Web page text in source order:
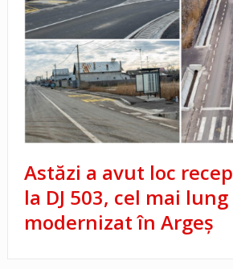
Astăzi a avut loc
la DJ 503, cel mai
modernizat în Argeș